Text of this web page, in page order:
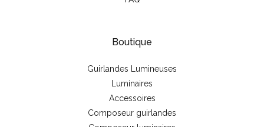
Boutique
Guirlandes Lumineuses
Luminaires
Accessoires
Composeur guirlandes